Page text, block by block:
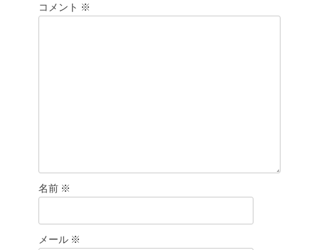
ン
コメント ※
名前 ※
メール ※